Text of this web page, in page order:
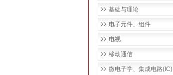
基础与理论
电子元件、组件
电视
移动通信
微电子学、集成电路(IC)